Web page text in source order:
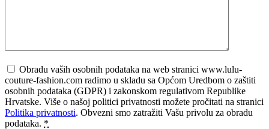
Obradu vaših osobnih podataka na web stranici www.lulu-
couture-fashion.com radimo u skladu sa Općom Uredbom o zaštiti
osobnih podataka (GDPR) i zakonskom regulativom Republike
Hrvatske. Više o našoj politici privatnosti možete pročitati na stranici
Politika privatnosti. Obvezni smo zatražiti Vašu privolu za obradu
podataka. *